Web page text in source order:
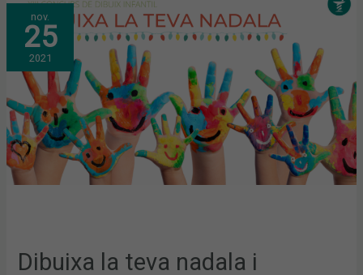
nov.
25
2021
Dibuixa la teva nadala i
DIBUIXA
LA
TEVA
NADALA
I
PARTICIPA
EN
EL
XIII
CONCURS
DE
DIBUIX
INFANTIL
DEL
COFB